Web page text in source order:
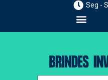
Seg -